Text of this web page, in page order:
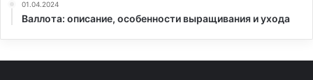
01.04.2024
Валлота: описание, особенности выращивания и ухода